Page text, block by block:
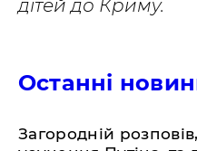
дітей до Криму.
Останні
Загородній